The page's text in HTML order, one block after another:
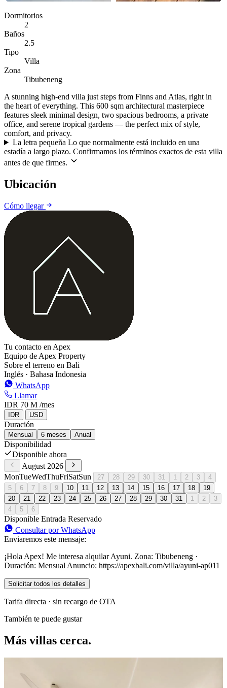
Dormitorios
2
Baños
2.5
Tipo
Villa
Zona
Tibubeneng
A stunning high-end villa just steps from Finns and Atlas, right in
the heart of everything. This 600 sqm architectural masterpiece
features sleek minimal design, two spacious bedrooms, a private
office, and serene tropical gardens — the perfect mix of style,
comfort, and privacy.
La letra pequeña Lo que normalmente está incluido en una
estadía a largo plazo. Confirmamos los términos exactos de esta villa
antes de que firmes.
Ubicación
Cómo llegar
Tu contacto en Apex
Equipo de Apex Property
Sobre el terreno en Bali
Inglés · Bahasa Indonesia
WhatsApp
Llamar
IDR 70 M /mes
IDR USD
Duración
Mensual 6 meses Anual
Disponibilidad
Disponible ahora
August 2026
MonTueWedThuFriSatSun 27 28 29 30 31 1 2 3
4
5
6 7 8 9 10 11 12 13 14 15 16 17 18
19
20
21 22 23 24 25 26 27 28 29 30 31 1 2
3
4
5 6
Disponible Entrada Reservado
Consultar por WhatsApp
Enviaremos este mensaje:
¡Hola Apex! Me interesa alquilar Ayuni. Zona: Tibubeneng ·
Duración: Mensual Anuncio: https://apexbali.com/villa/ayuni-ap011
Solicitar todos los detalles
Tarifa directa · sin recargo de OTA
También te puede gustar
Más villas cerca.